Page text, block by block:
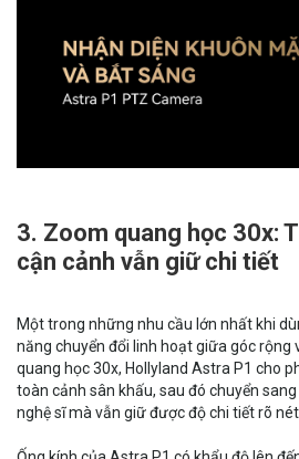
3. Zoom quang học 30x:
cận cảnh vẫn giữ chi tiết
Một trong những nhu cầu lớn nhất khi
năng chuyển đổi linh hoạt giữa góc rộng
quang học 30x, Hollyland Astra P1 cho
toàn cảnh sân khấu, sau đó chuyển
nghệ sĩ mà vẫn giữ được độ chi tiết rõ